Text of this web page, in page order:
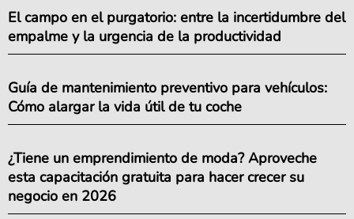
El campo en el purgatorio: entre la incertidumbre del
empalme y la urgencia de la productividad
Guía de mantenimiento preventivo para vehículos:
Cómo alargar la vida útil de tu coche
¿Tiene un emprendimiento de moda? Aproveche
esta capacitación gratuita para hacer crecer su
negocio en 2026